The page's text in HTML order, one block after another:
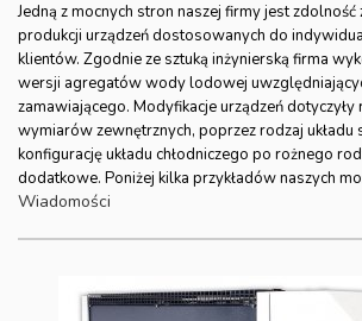
Jedną z mocnych stron naszej firmy jest
produkcji urządzeń dostosowanych do
klientów. Zgodnie ze sztuką inżynierską firma
wersji agregatów wody lodowej
zamawiającego. Modyfikacje urządzeń dotyczyły
wymiarów zewnętrznych, poprzez rodzaj układu
konfigurację układu chłodniczego po rożnego
dodatkowe. Poniżej kilka przykładów naszych
Wiadomości